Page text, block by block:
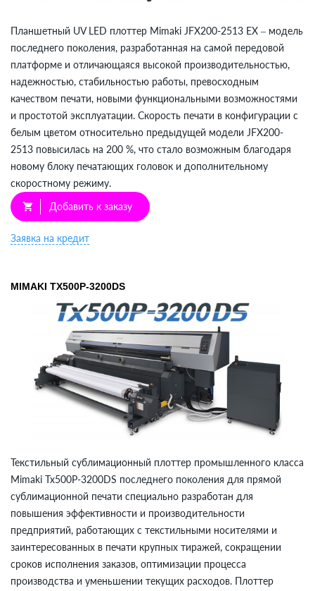
Планшетный UV LED плоттер Mimaki JFX200-2513 EX – модель
последнего поколения, разработанная на самой передовой
платформе и отличающаяся высокой производительностью,
надежностью, стабильностью работы, превосходным
качеством печати, новыми функциональными возможностями
и простотой эксплуатации. Скорость печати в конфигурации с
белым цветом относительно предыдущей модели JFX200-
2513 повысилась на 200 %, что стало возможным благодаря
новому блоку печатающих головок и дополнительному
скоростному режиму.
shopping_cart Добавить к заказу
Заявка на кредит
MIMAKI TX500P-3200DS
Текстильный сублимационный плоттер промышленного класса
Mimaki Tx500P-3200DS последнего поколения для прямой
сублимационной печати специально разработан для
повышения эффективности и производительности
предприятий, работающих с текстильными носителями и
заинтересованных в печати крупных тиражей, сокращении
сроков исполнения заказов, оптимизации процесса
производства и уменьшении текущих расходов. Плоттер